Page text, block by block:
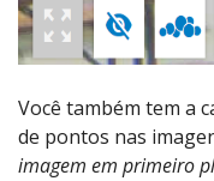
Você também tem a
de pontos nas
imagem em primeiro